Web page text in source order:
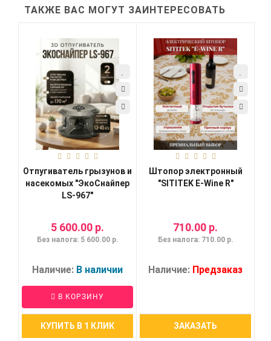
ТАКЖЕ ВАС МОГУТ ЗАИНТЕРЕСОВАТЬ
Отпугиватель грызунов и
насекомых "ЭкоСнайпер
LS-967"
5 600.00 р.
Без налога: 5 600.00 р.
Наличие: В наличии
В КОРЗИНУ
КУПИТЬ В 1 КЛИК
Штопор электронный
"SITITEK E-Wine R"
710.00 р.
Без налога: 710.00 р.
Наличие: Предзаказ
ЗАКАЗАТЬ